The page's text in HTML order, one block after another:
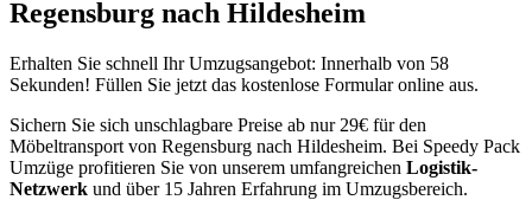
Regensburg nach Hildesheim
Erhalten Sie schnell Ihr Umzugsangebot: Innerhalb von 58
Sekunden! Füllen Sie jetzt das kostenlose Formular online aus.
Sichern Sie sich unschlagbare Preise ab nur 29€ für den
Möbeltransport von Regensburg nach Hildesheim. Bei Speedy Pack
Umzüge profitieren Sie von unserem umfangreichen Logistik-
Netzwerk und über 15 Jahren Erfahrung im Umzugsbereich.